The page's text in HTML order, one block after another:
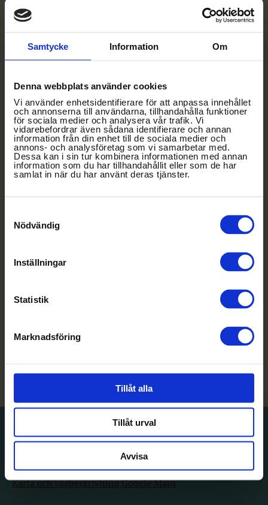
Samtycke Information Om
Denna webbplats använder cookies
Vi använder enhetsidentifierare för att anpassa innehållet
och annonserna till användarna, tillhandahålla funktioner
för sociala medier och analysera vår trafik. Vi
vidarebefordrar även sådana identifierare och annan
information från din enhet till de sociala medier och
annons- och analysföretag som vi samarbetar med.
Dessa kan i sin tur kombinera informationen med annan
information som du har tillhandahållit eller som de har
samlat in när du har använt deras tjänster.
Nödvändig
Inställningar
Statistik
Marknadsföring
Tillåt alla
Tillåt urval
Avvisa
flöda över en långlunch med antipasti och ett glas
köket eller skratta högt under en vinprovning där
förstärkas med händerna.
Så nästa gång du besöker oss – släpp ut din inre
italienare! Prata med passion, låt händerna dansa
och upplev hur mycket mer levande samtalet blir.
För hos oss på Villa Aske handlar det inte bara om
att vara – det handlar om att känna, uttrycka och
Villa Aske Konferenser|197 92Bro | Telefon: 08-584
Karta och vägbeskrivning Google Maps